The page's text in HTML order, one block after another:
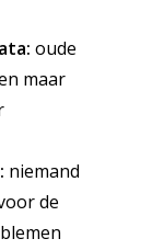
oude
maar
niemand
de